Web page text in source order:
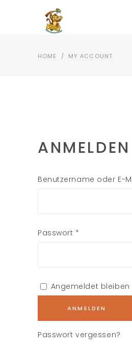
HOME / MY ACCOUNT
ANMELDEN
Benutzername oder E-
Passwort *
Angemeldet bleiben
ANMELDEN
Passwort vergessen?